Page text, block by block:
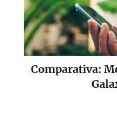
Comparativa: